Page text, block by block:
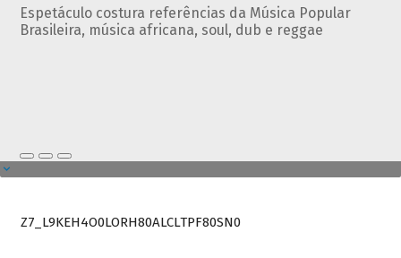
Espetáculo costura referências da Música Popular
Brasileira, música africana, soul, dub e reggae
Z7_L9KEH4O0LORH80ALCLTPF80SN0